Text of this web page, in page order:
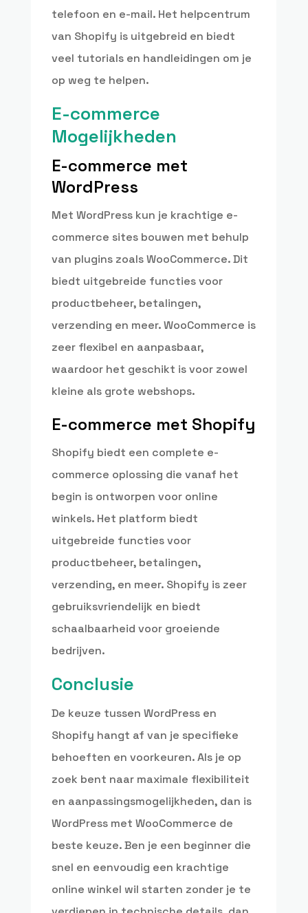
telefoon en e-mail. Het helpcentrum
van Shopify is uitgebreid en biedt
veel tutorials en handleidingen om je
op weg te helpen.
E-commerce
Mogelijkheden
E-commerce met
WordPress
Met WordPress kun je krachtige e-
commerce sites bouwen met behulp
van plugins zoals WooCommerce. Dit
biedt uitgebreide functies voor
productbeheer, betalingen,
verzending en meer. WooCommerce is
zeer flexibel en aanpasbaar,
waardoor het geschikt is voor zowel
kleine als grote webshops.
E-commerce met Shopify
Shopify biedt een complete e-
commerce oplossing die vanaf het
begin is ontworpen voor online
winkels. Het platform biedt
uitgebreide functies voor
productbeheer, betalingen,
verzending, en meer. Shopify is zeer
gebruiksvriendelijk en biedt
schaalbaarheid voor groeiende
bedrijven.
Conclusie
De keuze tussen WordPress en
Shopify hangt af van je specifieke
behoeften en voorkeuren. Als je op
zoek bent naar maximale flexibiliteit
en aanpassingsmogelijkheden, dan is
WordPress met WooCommerce de
beste keuze. Ben je een beginner die
snel en eenvoudig een krachtige
online winkel wil starten zonder je te